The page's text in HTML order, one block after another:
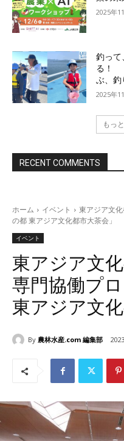
2025年
釣って
る！
ぶ、釣
2025年
もっ
RECENT COMMENTS